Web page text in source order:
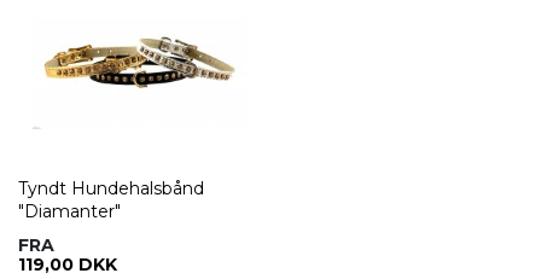
Tyndt Hundehalsbånd
"Diamanter"
FRA
119,00 DKK